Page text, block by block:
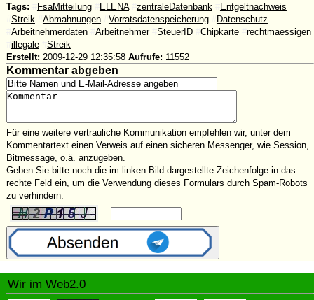
Tags:
FsaMitteilung ELENA zentraleDatenbank
Entgeltnachweis
Streik Abmahnungen Vorratsdatenspeicherung
Datenschutz
Arbeitnehmerdaten Arbeitnehmer SteuerID Chipkarte
rechtmaessigen
illegale
Streik
Erstellt: 2009-12-29 12:35:58 Aufrufe: 11552
Kommentar abgeben
Für eine weitere vertrauliche Kommunikation empfehlen wir, unter dem
Kommentartext einen Verweis auf einen sicheren Messenger, wie Session,
Bitmessage, o.ä. anzugeben.
Geben Sie bitte noch die im linken Bild dargestellte Zeichenfolge in das
rechte Feld ein, um die Verwendung dieses Formulars durch Spam-Robots
zu verhindern.
Wir im Web2.0